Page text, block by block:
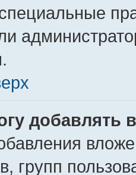
добавлять
групп